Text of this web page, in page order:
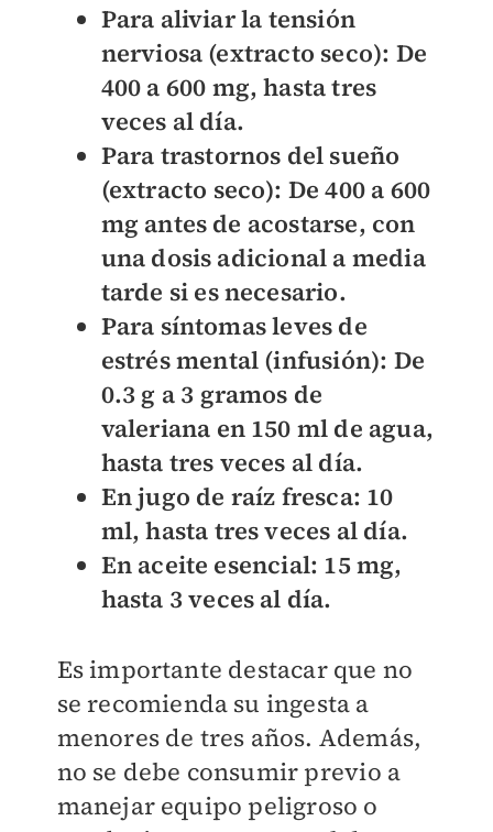
Para aliviar la tensión
nerviosa (extracto seco): De
400 a 600 mg, hasta tres
veces al día.
Para trastornos del sueño
(extracto seco): De 400 a 600
mg antes de acostarse, con
una dosis adicional a media
tarde si es necesario.
Para síntomas leves de
estrés mental (infusión): De
0.3 g a 3 gramos de
valeriana en 150 ml de agua,
hasta tres veces al día.
En jugo de raíz fresca: 10
ml, hasta tres veces al día.
En aceite esencial: 15 mg,
hasta 3 veces al día.
Es importante destacar que no
se recomienda su ingesta a
menores de tres años. Además,
no se debe consumir previo a
manejar equipo peligroso o